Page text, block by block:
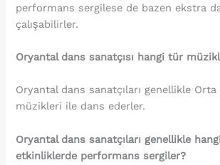
performans sergilese de bazen ekstra
çalışabilirler.
Oryantal dans sanatçısı hangi tür
Oryantal dans sanatçıları genellikle
müzikleri ile dans ederler.
Oryantal dans sanatçıları genellikle
etkinliklerde performans sergiler?